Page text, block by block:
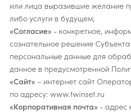
или лица выразившие желание
либо услуги в будущем;
«Согласие» - конкретное,
сознательное решение
персональные данные для
данное в предусмотренной
«Сайт» – интернет сайт
по адресу: www.twinset.ru
«Корпоративная почта» - адрес